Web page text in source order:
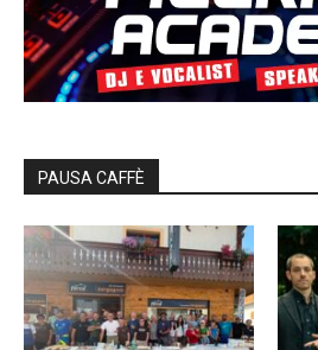
PAUSA CAFFÈ